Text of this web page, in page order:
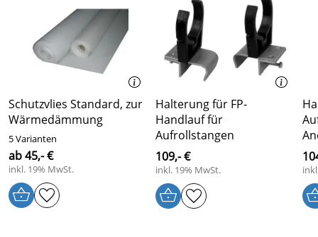
Schutzvlies Standard, zur
Wärmedämmung
5 Varianten
ab 45,- €
inkl. 19% MwSt.
Halterung für FP-
Handlauf für
Aufrollstangen
109,- €
inkl. 19% MwSt.